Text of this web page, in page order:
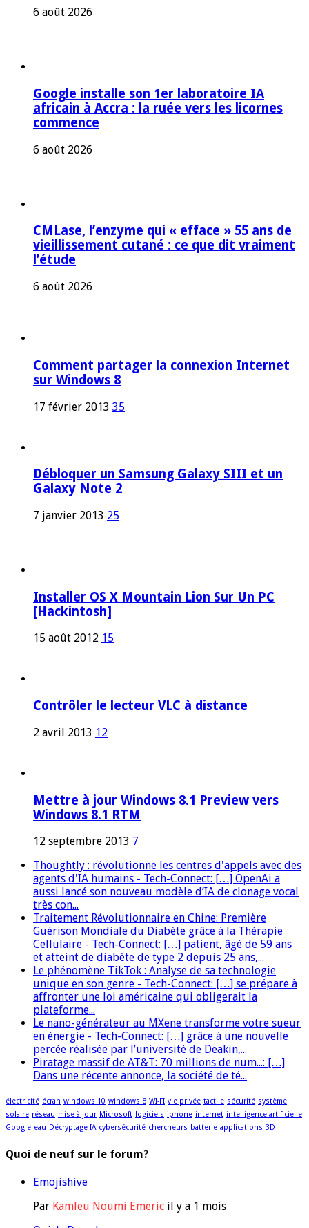
6 août 2026
Google installe son 1er laboratoire IA
africain à Accra : la ruée vers les licornes
commence
6 août 2026
CMLase, l’enzyme qui « efface » 55 ans de
vieillissement cutané : ce que dit vraiment
l’étude
6 août 2026
Comment partager la connexion Internet
sur Windows 8
17 février 2013 35
Débloquer un Samsung Galaxy SIII et un
Galaxy Note 2
7 janvier 2013 25
Installer OS X Mountain Lion Sur Un PC
[Hackintosh]
15 août 2012 15
Contrôler le lecteur VLC à distance
2 avril 2013 12
Mettre à jour Windows 8.1 Preview vers
Windows 8.1 RTM
12 septembre 2013 7
Thoughtly : révolutionne les centres d'appels avec des
agents d'IA humains - Tech-Connect: […] OpenAi a
aussi lancé son nouveau modèle d’IA de clonage vocal
très con...
Traitement Révolutionnaire en Chine: Première
Guérison Mondiale du Diabète grâce à la Thérapie
Cellulaire - Tech-Connect: […] patient, âgé de 59 ans
et atteint de diabète de type 2 depuis 25 ans,...
Le phénomène TikTok : Analyse de sa technologie
unique en son genre - Tech-Connect: […] se prépare à
affronter une loi américaine qui obligerait la
plateforme...
Le nano-générateur au MXene transforme votre sueur
en énergie - Tech-Connect: […] grâce à une nouvelle
percée réalisée par l’université de Deakin,...
Piratage massif de AT&T: 70 millions de num...: […]
Dans une récente annonce, la société de té...
électricité écran windows 10 windows 8 WI-FI vie privée tactile sécurité système
solaire réseau mise à jour Microsoft logiciels iphone internet intelligence artificielle
Google eau Décryptage IA cybersécurité chercheurs batterie applications 3D
Quoi de neuf sur le forum?
Emojishive
Par Kamleu Noumi Emeric il y a 1 mois